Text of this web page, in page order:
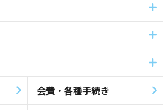
会費・各種手続き